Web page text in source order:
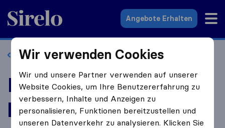
Sirelo.at
Angebote Erhalten
Zurück zum Profil
Move One Relocations
bewerten
Wir verwenden Cookies
Wir und unsere Partner verwenden auf unserer
Website Cookies, um Ihre Benutzererfahrung zu
verbessern, Inhalte und Anzeigen zu
personalisieren, Funktionen bereitzustellen und
unseren Datenverkehr zu analysieren. Klicken Sie